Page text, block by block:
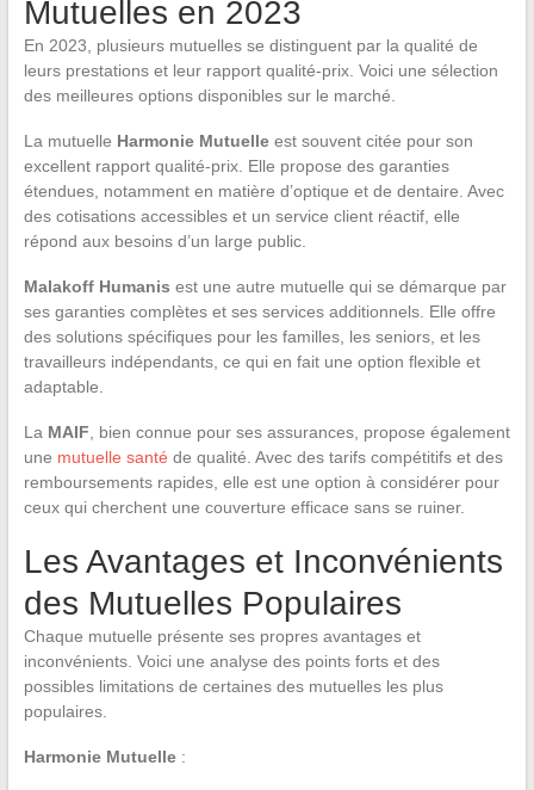
Mutuelles en 2023
En 2023, plusieurs mutuelles se distinguent par la qualité de
leurs prestations et leur rapport qualité-prix. Voici une sélection
des meilleures options disponibles sur le marché.
La mutuelle Harmonie Mutuelleest souvent citée pour son
excellent rapport qualité-prix. Elle propose des garanties
étendues, notamment en matière d’optique et de dentaire. Avec
des cotisations accessibles et un service client réactif, elle
répond aux besoins d’un large public.
Malakoff Humanis est une autre mutuelle qui se démarque par
ses garanties complètes et ses services additionnels. Elle offre
des solutions spécifiques pour les familles, les seniors, et les
travailleurs indépendants, ce qui en fait une option flexible et
adaptable.
La MAIF , bien connue pour ses assurances, propose également
une mutuelle santé de qualité. Avec des tarifs compétitifs et des
remboursements rapides, elle est une option à considérer pour
ceux qui cherchent une couverture efficace sans se ruiner.
Les Avantages et Inconvénients
des Mutuelles Populaires
Chaque mutuelle présente ses propres avantages et
inconvénients. Voici une analyse des points forts et des
possibles limitations de certaines des mutuelles les plus
populaires.
Harmonie Mutuelle: